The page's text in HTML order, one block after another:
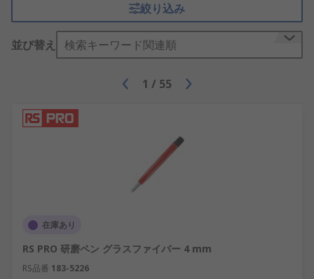
絞り込み
並び替え 検索キーワード関連順
1 / 55
在庫あり
RS PRO 研磨ペン グラスファイバー 4 mm
RS品番 183-5226